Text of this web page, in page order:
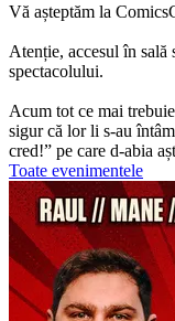
Vă așteptăm la
Atenție, accesul în sală
spectacolului.
Acum tot ce mai
sigur că lor li s-au
cred!” pe care d-abia
Toate evenimentele